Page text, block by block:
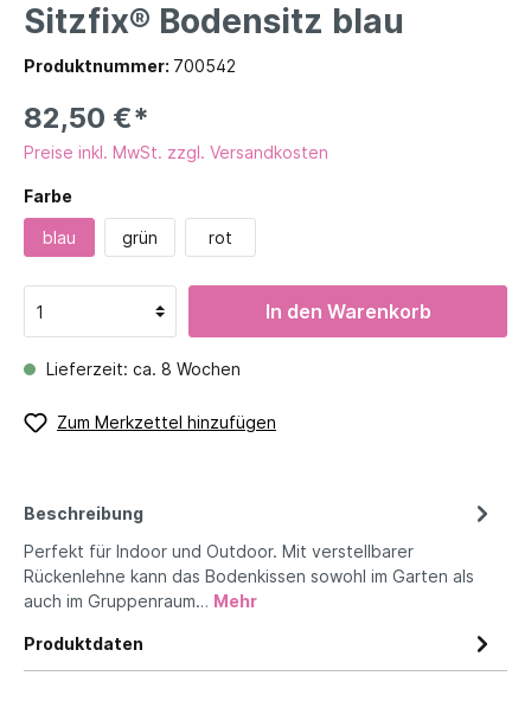
Sitzfix® Bodensitz blau
Produktnummer: 700542
82,50 €*
Preise inkl. MwSt. zzgl. Versandkosten
Farbe
blau grün rot
In den Warenkorb
Lieferzeit: ca. 8 Wochen
Zum Merkzettel hinzufügen
Beschreibung
Perfekt für Indoor und Outdoor. Mit verstellbarer
Rückenlehne kann das Bodenkissen sowohl im Garten als
auch im Gruppenraum… Mehr
Produktdaten